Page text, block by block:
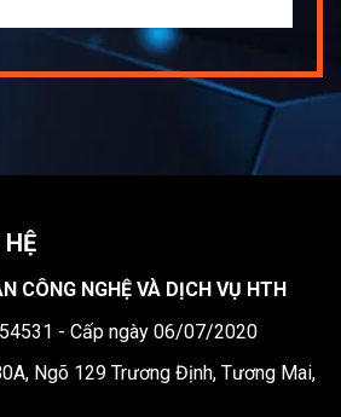
CÔNG NGHỆ VÀ DỊCH VỤ HTH
- Cấp ngày 06/07/2020
Ngõ 129 Trương Định, Tương Mai,